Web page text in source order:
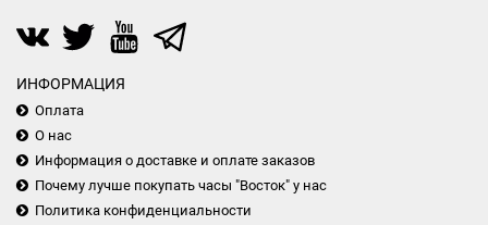
ИНФОРМАЦИЯ
Оплата
О нас
Информация о доставке и оплате заказов
Почему лучше покупать часы "Восток" у нас
Политика конфиденциальности